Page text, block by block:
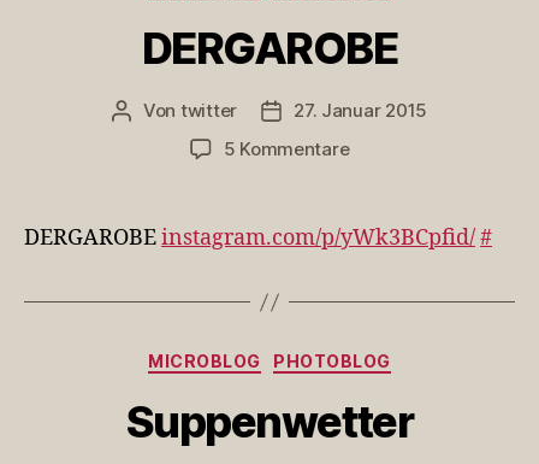
DERGAROBE
Beitragsautor
Von twitter Veröffentlichungsdatum
27. Januar 2015
5 Kommentarezu
DERGAROBEinstagram.com/p/yWk3BCpfid/#
Kategorien
MICROBLOG PHOTOBLOG
Suppenwetter